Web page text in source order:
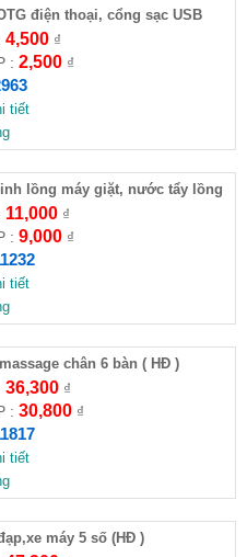
điện thoại, cổng sạc USB
4,500₫
: 2,500₫
tiết
lồng máy giặt, nước tẩy lồng
FLUID
11,000₫
: 9,000₫
tiết
chân 6 bàn ( HĐ )
36,300₫
: 30,800₫
tiết
máy 5 số (HĐ )